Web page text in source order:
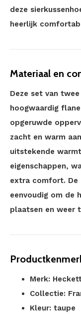
deze
heerlijk
Materiaal en
Deze set van
hoogwaardig
opgeruwde
zacht en warm
uitstekende
eigenschappen,
extra comfort.
eenvoudig om de
plaatsen en weer
Merk:
Collectie:
Kleur: taupe